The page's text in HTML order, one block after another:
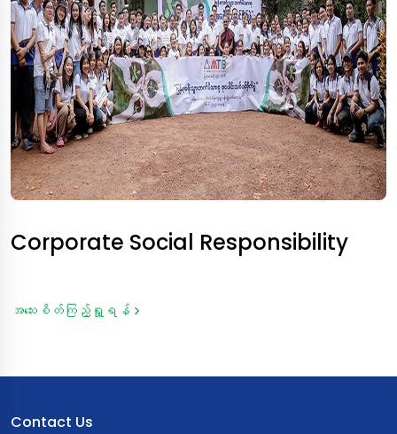
Corporate Social Responsibility
အသေးစိတ်ကြည့်ရှု့ရန်
Contact Us